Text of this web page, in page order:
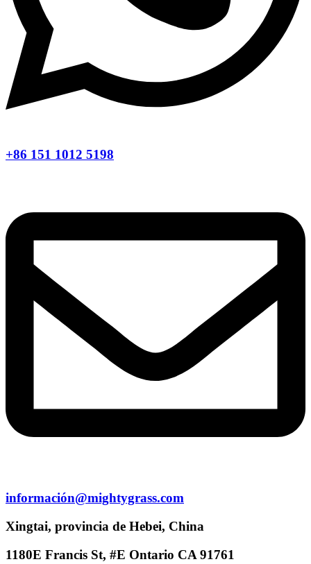
+86 151 1012 5198
información@mightygrass.com
Xingtai, provincia de Hebei, China
1180E Francis St, #E Ontario CA 91761